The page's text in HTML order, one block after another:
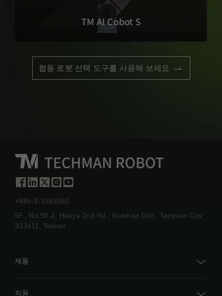
TM AI Cobot S
협동 로봇 선택 도구를 사용해 보세요
+886-3-3288350
5F., No.58-2, Huaya 2nd Rd., Guishan Dist., Taoyuan City,
333411, Taiwan
제품
TM AI Cobot
지원